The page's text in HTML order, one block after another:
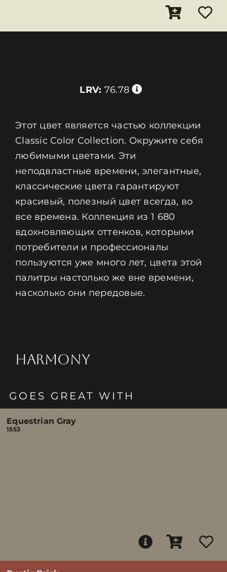
LRV: 76.78
Этот цвет является частью коллекции
Classic Color Collection. Окружите себя
любимыми цветами. Эти
неподвластные времени, элегантные,
классические цвета гарантируют
красивый, полезный цвет всегда, во
все времена. Коллекция из 1 680
вдохновляющих оттенков, которыми
потребители и профессионалы
пользуются уже много лет, цвета этой
палитры настолько же вне времени,
насколько они передовые.
HARMONY
GOES GREAT WITH
Equestrian Gray
1553